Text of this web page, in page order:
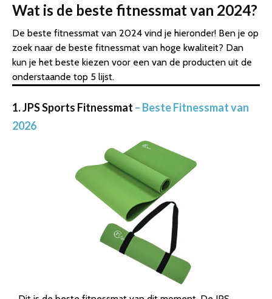
Wat is de beste fitnessmat van 2024?
De beste fitnessmat van 2024 vind je hieronder! Ben je op
zoek naar de beste fitnessmat van hoge kwaliteit? Dan
kun je het beste kiezen voor een van de producten uit de
onderstaande top 5 lijst.
1. JPS Sports Fitnessmat – Beste Fitnessmat van
2026